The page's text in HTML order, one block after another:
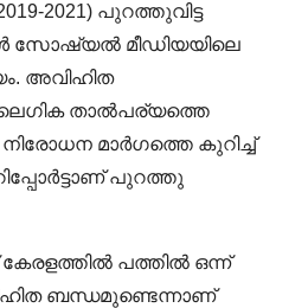
2021) പുറത്തുവിട്ട
സോഷ്യൽ മീഡിയയിലെ
അവിഹിത
താൽപര്യത്തെ
നിരോധന മാർഗത്തെ കുറിച്ച്
പുറത്തു
കേരളത്തിൽ പത്തിൽ ഒന്ന്
ബന്ധമുണ്ടെന്നാണ്